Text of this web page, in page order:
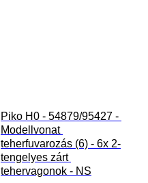
Piko H0 - 54879/95427 -
Modellvonat
teherfuvarozás (6) - 6x 2-
tengelyes zárt
tehervagonok - NS